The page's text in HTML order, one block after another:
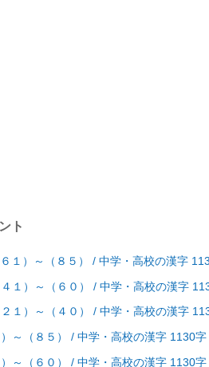
ト
１）～（８５） / 中学・高校の漢字
１）～（６０） / 中学・高校の漢字
１）～（４０） / 中学・高校の漢字
～（８５） / 中学・高校の漢字 1130
～（６０） / 中学・高校の漢字 1130